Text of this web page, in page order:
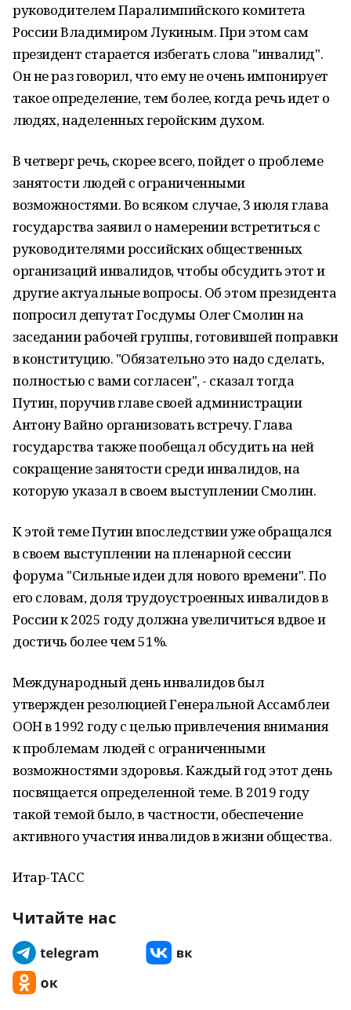
руководителем Паралимпийского комитета
России Владимиром Лукиным. При этом сам
президент старается избегать слова "инвалид".
Он не раз говорил, что ему не очень импонирует
такое определение, тем более, когда речь идет о
людях, наделенных геройским духом.
В четверг речь, скорее всего, пойдет о проблеме
занятости людей с ограниченными
возможностями. Во всяком случае, 3 июля глава
государства заявил о намерении встретиться с
руководителями российских общественных
организаций инвалидов, чтобы обсудить этот и
другие актуальные вопросы. Об этом президента
попросил депутат Госдумы Олег Смолин на
заседании рабочей группы, готовившей поправки
в конституцию. "Обязательно это надо сделать,
полностью с вами согласен", - сказал тогда
Путин, поручив главе своей администрации
Антону Вайно организовать встречу. Глава
государства также пообещал обсудить на ней
сокращение занятости среди инвалидов, на
которую указал в своем выступлении Смолин.
К этой теме Путин впоследствии уже обращался
в своем выступлении на пленарной сессии
форума "Сильные идеи для нового времени". По
его словам, доля трудоустроенных инвалидов в
России к 2025 году должна увеличиться вдвое и
достичь более чем 51%.
Международный день инвалидов был
утвержден резолюцией Генеральной Ассамблеи
ООН в 1992 году с целью привлечения внимания
к проблемам людей с ограниченными
возможностями здоровья. Каждый год этот день
посвящается определенной теме. В 2019 году
такой темой было, в частности, обеспечение
активного участия инвалидов в жизни общества.
Итар-ТАСС
Читайте нас